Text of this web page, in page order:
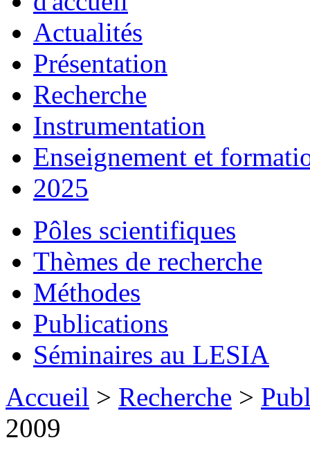
Actualités
Présentation
Recherche
Instrumentation
Enseignement et
2025
Pôles scientifiques
Thèmes de recherche
Méthodes
Publications
Séminaires au LESIA
Accueil > Recherche >
2009